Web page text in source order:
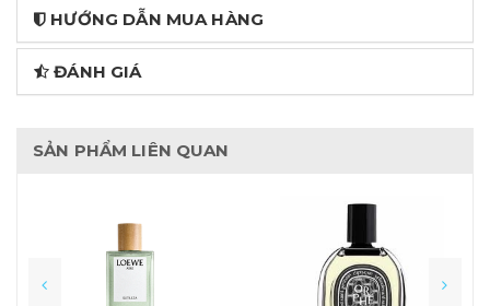
HƯỚNG DẪN MUA HÀNG
ĐÁNH GIÁ
SẢN PHẨM LIÊN QUAN